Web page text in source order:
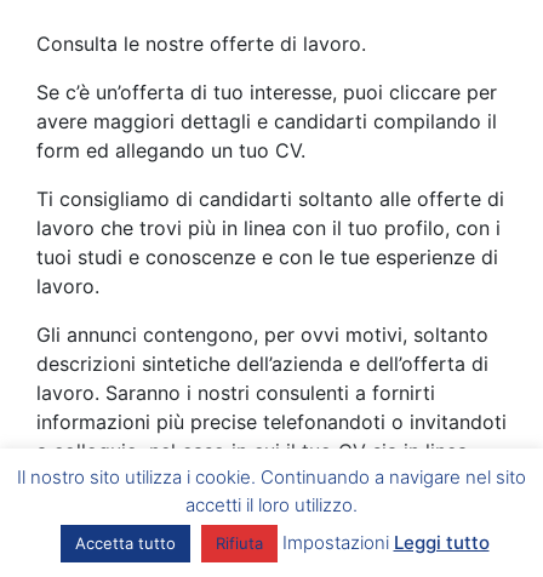
Consulta le nostre offerte di lavoro.
Se c’è un’offerta di tuo interesse, puoi cliccare per
avere maggiori dettagli e candidarti compilando il
form ed allegando un tuo CV.
Ti consigliamo di candidarti soltanto alle offerte di
lavoro che trovi più in linea con il tuo profilo, con i
tuoi studi e conoscenze e con le tue esperienze di
lavoro.
Gli annunci contengono, per ovvi motivi, soltanto
descrizioni sintetiche dell’azienda e dell’offerta di
lavoro. Saranno i nostri consulenti a fornirti
informazioni più precise telefonandoti o invitandoti
a colloquio, nel caso in cui il tuo CV sia in linea
con quanto richiesto dal cliente.
La prima fase della selezione consiste nell’analisi
dei CV.
Il nostro sito utilizza i cookie. Continuando a navigare nel sito
accetti il loro utilizzo.
Accetta tutto Rifiuta Impostazioni Leggi tutto